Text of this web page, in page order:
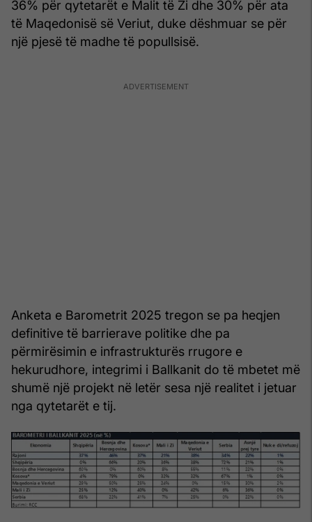
36% për qytetarët e Malit të Zi dhe 30% për ata
të Maqedonisë së Veriut, duke dëshmuar se për
një pjesë të madhe të popullsisë.
Anketa e Barometrit 2025 tregon se pa heqjen
definitive të barrierave politike dhe pa
përmirësimin e infrastrukturës rrugore e
hekurudhore, integrimi i Ballkanit do të mbetet më
shumë një projekt në letër sesa një realitet i jetuar
nga qytetarët e tij.